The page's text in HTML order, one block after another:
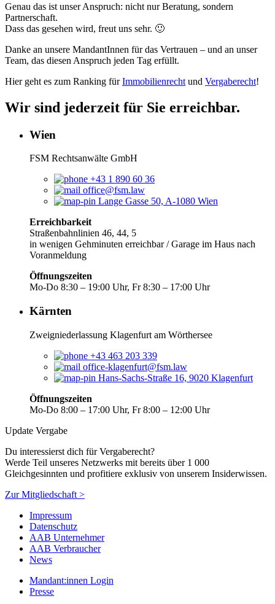
Genau das ist unser Anspruch: nicht nur Beratung, sondern
Partnerschaft.
Dass das gesehen wird, freut uns sehr. 🙂
Danke an unsere MandantInnen für das Vertrauen – und an unser
Team, das diesen Anspruch jeden Tag erfüllt.
Hier geht es zum Ranking fürImmobilienrecht und Vergaberecht!
Wir sind jederzeit für Sie erreichbar.
Wien
FSM Rechtsanwälte GmbH
+43 1 890 60 36
office@fsm.law
Lange Gasse 50, A-1080 Wien
Erreichbarkeit
Straßenbahnlinien 46, 44, 5
in wenigen Gehminuten erreichbar / Garage im Haus nach
Voranmeldung
Öffnungszeiten
Mo-Do 8:30 – 19:00 Uhr, Fr 8:30 – 17:00 Uhr
Kärnten
Zweigniederlassung Klagenfurt am Wörthersee
+43 463 203 339
office-klagenfurt@fsm.law
Hans-Sachs-Straße 16, 9020 Klagenfurt
Öffnungszeiten
Mo-Do 8:00 – 17:00 Uhr, Fr 8:00 – 12:00 Uhr
Update Vergabe
Du interessierst dich für Vergaberecht?
Werde Teil unseres Netzwerks mit bereits über 1 000
Gleichgesinnten und profitiere exklusiv von unserem Insiderwissen.
Zur Mitgliedschaft >
Impressum
Datenschutz
AAB Unternehmer
AAB Verbraucher
News
Mandant:innen Login
Presse